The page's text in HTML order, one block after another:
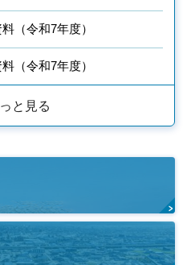
（令和7年度）
（令和7年度）
と見る